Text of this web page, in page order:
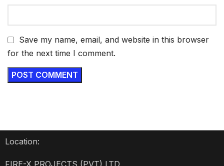
Save my name, email, and website in this browser
for the next time I comment.
Location:
FIRE-X PROJECTS (PVT) LTD